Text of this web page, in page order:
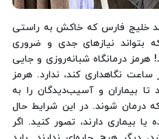
خلیج فارس كه خاكش به راستی
بتواند نیازهای جدی و ضروری
درمانگاه شبانه‌روزی و جایی
نگاهداری كند، ندارد. هرمز
تا بیماران و آسیب‌دیدگان را به
درمان شوند. در این شرایط حال
بیماری دارند، تصور كنید. اگر